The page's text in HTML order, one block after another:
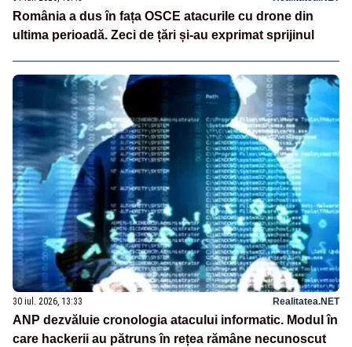
România a dus în fața OSCE atacurile cu drone din
ultima perioadă. Zeci de țări și-au exprimat sprijinul
30 iul. 2026, 13:33 Realitatea.NET
ANP dezvăluie cronologia atacului informatic. Modul în
care hackerii au pătruns în rețea rămâne necunoscut